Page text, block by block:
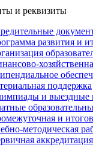
и реквизиты
развития и
поддержка
и выездные
и
методическая